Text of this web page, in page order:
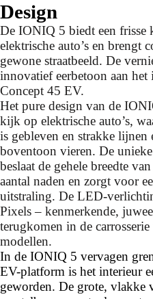
Design
De IONIQ 5 biedt een frisse
elektrische auto’s en brengt
gewone straatbeeld. De
innovatief eerbetoon aan het
Concept 45 EV.
Het pure design van de
kijk op elektrische auto’s,
is gebleven en strakke lijnen
boventoon vieren. De
beslaat de gehele breedte
aantal naden en zorgt voor
uitstraling. De LED-
Pixels – kenmerkende,
terugkomen in de
modellen.
In de IONIQ 5 vervagen
EV-platform is het interieur
geworden. De grote, vlakke